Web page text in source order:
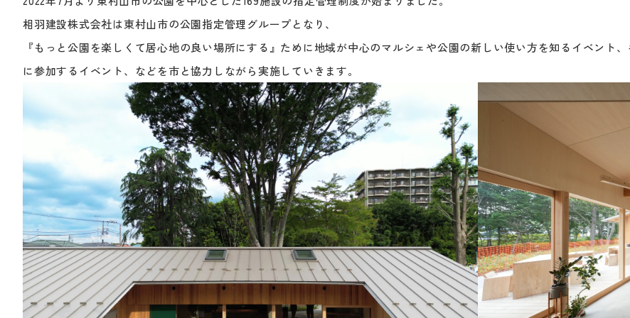
相羽建設株式会社は東村山市の公園指定管理グループとなり、
『もっと公園を楽しくて居心地の良い場所にする』ために地域が中心のマルシェや公園の新しい使い方を知るイベント
に参加するイベント、などを市と協力しながら実施していきます。